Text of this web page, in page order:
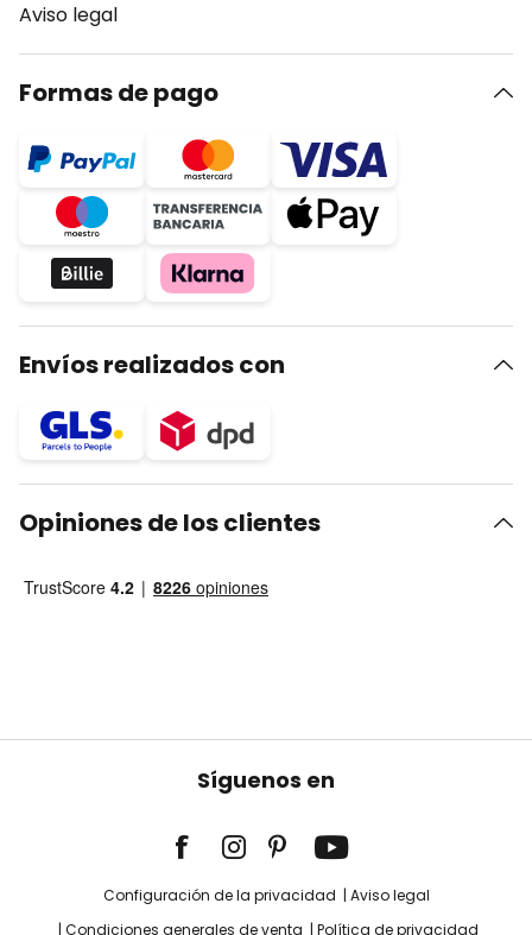
Aviso legal
Formas de pago
Envíos realizados con
Opiniones de los clientes
Síguenos en
Configuración de la privacidad
Aviso legal
Condiciones generales de venta
Política de privacidad